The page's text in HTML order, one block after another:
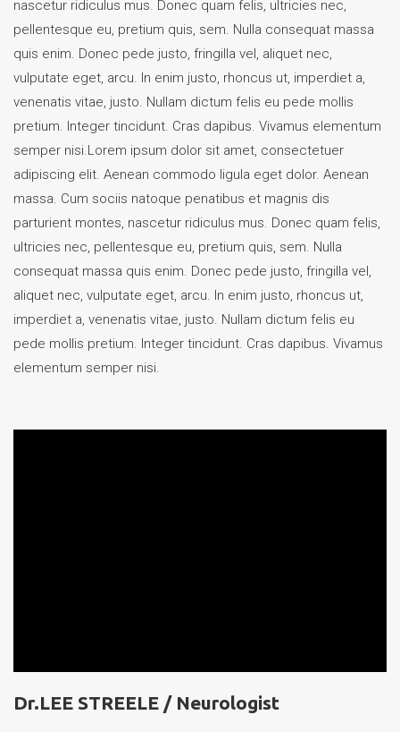
nascetur ridiculus mus. Donec quam felis, ultricies nec,
pellentesque eu, pretium quis, sem. Nulla consequat massa
quis enim. Donec pede justo, fringilla vel, aliquet nec,
vulputate eget, arcu. In enim justo, rhoncus ut, imperdiet a,
venenatis vitae, justo. Nullam dictum felis eu pede mollis
pretium. Integer tincidunt. Cras dapibus. Vivamus elementum
semper nisi.Lorem ipsum dolor sit amet, consectetuer
adipiscing elit. Aenean commodo ligula eget dolor. Aenean
massa. Cum sociis natoque penatibus et magnis dis
parturient montes, nascetur ridiculus mus. Donec quam felis,
ultricies nec, pellentesque eu, pretium quis, sem. Nulla
consequat massa quis enim. Donec pede justo, fringilla vel,
aliquet nec, vulputate eget, arcu. In enim justo, rhoncus ut,
imperdiet a, venenatis vitae, justo. Nullam dictum felis eu
pede mollis pretium. Integer tincidunt. Cras dapibus. Vivamus
elementum semper nisi.
Dr.LEE STREELE / Neurologist